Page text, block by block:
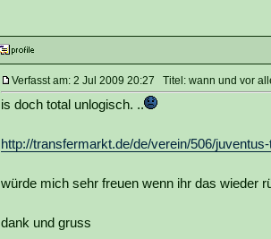
Verfasst am: 2 Jul 2009 20:27 Titel: wann und vor
is doch total unlogisch. ..
http://transfermarkt.de/de/verein/506/
würde mich sehr freuen wenn ihr das wieder
dank und gruss